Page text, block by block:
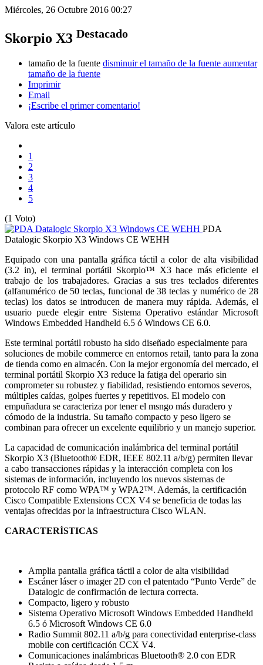
Miércoles, 26 Octubre 2016 00:27
Skorpio X3 Destacado
tamaño de la fuente disminuir el tamaño de la fuente aumentar
tamaño de la fuente
Imprimir
Email
¡Escribe el primer comentario!
Valora este artículo
1
2
3
4
5
(1 Voto)
PDA
Datalogic Skorpio X3 Windows CE WEHH
Equipado con una pantalla gráfica táctil a color de alta visibilidad
(3.2 in), el terminal portátil Skorpio™ X3 hace más eficiente el
trabajo de los trabajadores. Gracias a sus tres teclados diferentes
(alfanumérico de 50 teclas, funcional de 38 teclas y numérico de 28
teclas) los datos se introducen de manera muy rápida. Además, el
usuario puede elegir entre Sistema Operativo estándar Microsoft
Windows Embedded Handheld 6.5 ó Windows CE 6.0.
Este terminal portátil robusto ha sido diseñado especialmente para
soluciones de mobile commerce en entornos retail, tanto para la zona
de tienda como en almacén. Con la mejor ergonomía del mercado, el
terminal portátil Skorpio X3 reduce la fatiga del operario sin
comprometer su robustez y fiabilidad, resistiendo entornos severos,
múltiples caídas, golpes fuertes y repetitivos. El modelo con
empuñadura se caracteriza por tener el msngo más duradero y
cómodo de la industria. Su tamaño compacto y peso ligero se
combinan para ofrecer un excelente equilibrio y un manejo superior.
La capacidad de comunicación inalámbrica del terminal portátil
Skorpio X3 (Bluetooth® EDR, IEEE 802.11 a/b/g) permiten llevar
a cabo transacciones rápidas y la interacción completa con los
sistemas de información, incluyendo los nuevos sistemas de
protocolo RF como WPA™ y WPA2™. Además, la certificación
Cisco Compatible Extensions CCX V4 se beneficia de todas las
ventajas ofrecidas por la infraestructura Cisco WLAN.
CARACTERÍSTICAS
Amplia pantalla gráfica táctil a color de alta visibilidad
Escáner láser o imager 2D con el patentado “Punto Verde” de
Datalogic de confirmación de lectura correcta.
Compacto, ligero y robusto
Sistema Operativo Microsoft Windows Embedded Handheld
6.5 ó Microsoft Windows CE 6.0
Radio Summit 802.11 a/b/g para conectividad enterprise-class
mobile con certificación CCX V4.
Comunicaciones inalámbricas Bluetooth® 2.0 con EDR